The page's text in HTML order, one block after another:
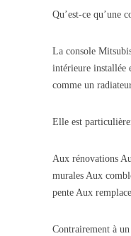
Qu’est-ce qu’une
La console
intérieure installée
comme un
Elle est
Aux rénovations
murales Aux
pente Aux
Contrairement à